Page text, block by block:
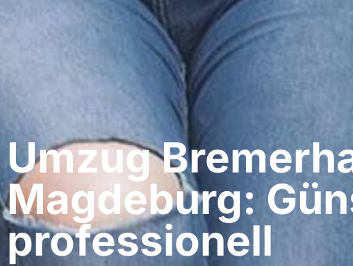
Umzug
Magdeburg:
professionell​